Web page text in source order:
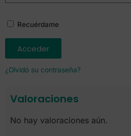
Recuérdame
Acceder
¿Olvidó su contraseña?
Valoraciones
No hay valoraciones aún.